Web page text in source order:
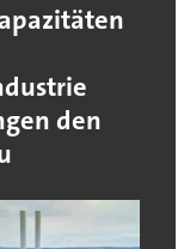
den